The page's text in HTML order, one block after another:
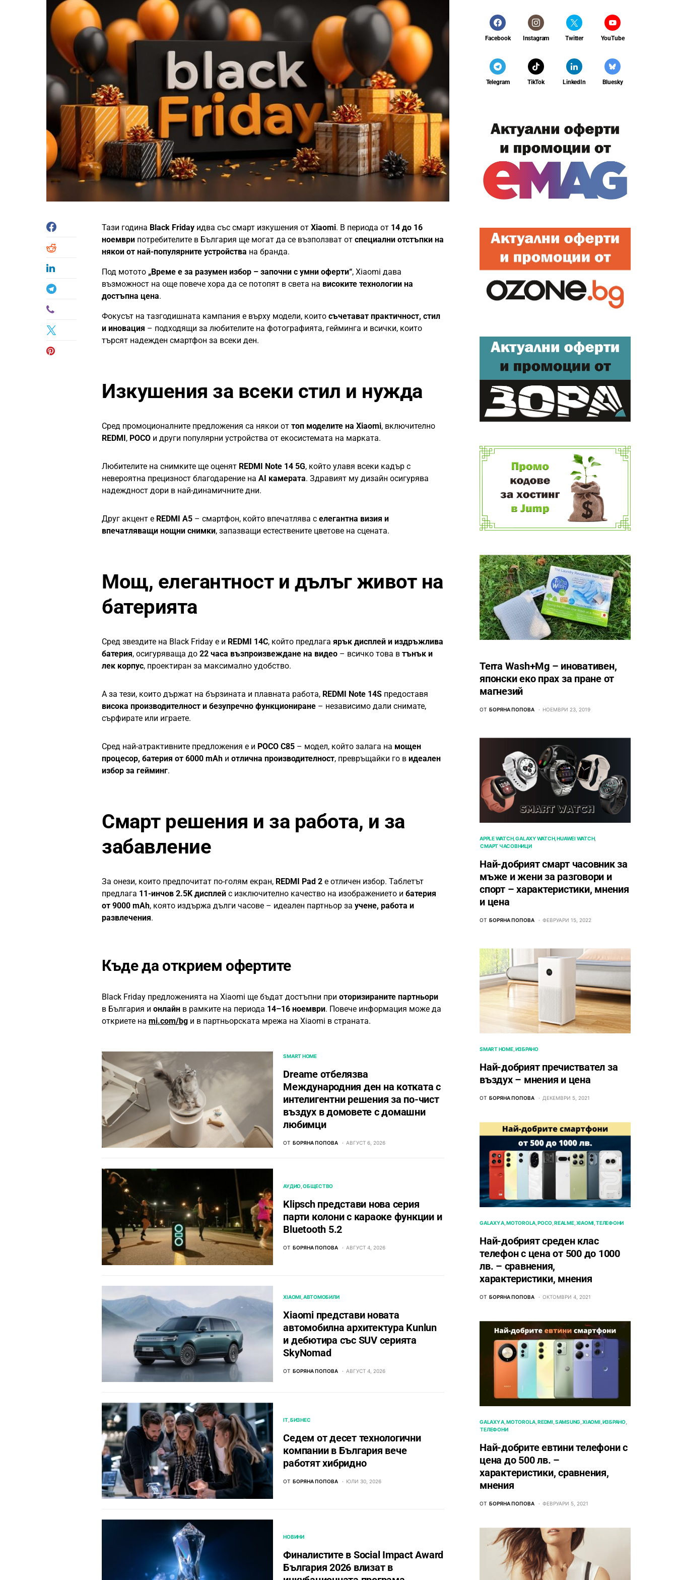
Тази година Black Friday идва със смарт изкушения от Xiaomi. В периода от 14 до 16
ноември потребителите в България ще могат да се възползват от специални отстъпки на
някои от най-популярните устройства на бранда.
Под мотото „Време е за разумен избор – започни с умни оферти“, Xiaomi дава
възможност на още повече хора да се потопят в света на високите технологии на
достъпна цена.
Фокусът на тазгодишната кампания е върху модели, които съчетават практичност, стил
и иновация – подходящи за любителите на фотографията, гейминга и всички, които
търсят надежден смартфон за всеки ден.
Изкушения за всеки стил и нужда
Сред промоционалните предложения са някои от топ моделите на Xiaomi, включително
REDMI, POCO и други популярни устройства от екосистемата на марката.
Любителите на снимките ще оценят REDMI Note 14 5G, който улавя всеки кадър с
невероятна прецизност благодарение на AI камерата. Здравият му дизайн осигурява
надеждност дори в най-динамичните дни.
Друг акцент е REDMI A5 – смартфон, който впечатлява с елегантна визия и
впечатляващи нощни снимки, запазващи естествените цветове на сцената.
Мощ, елегантност и дълъг живот на
батерията
Сред звездите на Black Friday е и REDMI 14C, който предлага ярък дисплей и издръжлива
батерия, осигуряваща до 22 часа възпроизвеждане на видео – всичко това в тънък и
лек корпус, проектиран за максимално удобство.
А за тези, които държат на бързината и плавната работа, REDMI Note 14S предоставя
висока производителност и безупречно функциониране – независимо дали снимате,
сърфирате или играете.
Сред най-атрактивните предложения е и POCO C85 – модел, който залага на мощен
процесор, батерия от 6000 mAh и отлична производителност, превръщайки го в идеален
избор за гейминг.
Смарт решения и за работа, и за
забавление
За онези, които предпочитат по-голям екран, REDMI Pad 2 е отличен избор. Таблетът
предлага 11-инчов 2.5K дисплей с изключително качество на изображението и батерия
от 9000 mAh, която издържа дълги часове – идеален партньор за учене, работа и
развлечения.
Къде да открием офертите
Black Friday предложенията на Xiaomi ще бъдат достъпни при оторизираните партньори
в България и онлайн в рамките на периода 14–16 ноември. Повече информация може да
откриете на mi.com/bg и в партньорската мрежа на Xiaomi в страната.
SMART HOME
Dreame отбелязва
Международния ден на котката с
интелигентни решения за по-чист
въздух в домовете с домашни
любимци
ОТ БОРЯНА ПОПОВА АВГУСТ 6, 2026
АУДИО ОБЩЕСТВО
Klipsch представи нова серия
парти колони с караоке функции и
Bluetooth 5.2
ОТ БОРЯНА ПОПОВА АВГУСТ 4, 2026
XIAOMI АВТОМОБИЛИ
Xiaomi представи новата
автомобилна архитектура Kunlun
и дебютира със SUV серията
SkyNomad
ОТ БОРЯНА ПОПОВА АВГУСТ 4, 2026
IT БИЗНЕС
Седем от десет технологични
компании в България вече
работят хибридно
ОТ БОРЯНА ПОПОВА ЮЛИ 30, 2026
НОВИНИ
Финалистите в Social Impact Award
България 2026 влизат в
Facebook Instagram Twitter YouTube
Telegram TikTok LinkedIn Bluesky
Terra Wash+Mg – иновативен,
японски еко прах за пране от
магнезий
ОТ БОРЯНА ПОПОВА НОЕМВРИ 23, 2019
APPLE WATCH GALAXY WATCH HUAWEI WATCH
СМАРТ ЧАСОВНИЦИ
Най-добрият смарт часовник за
мъже и жени за разговори и
спорт – характеристики, мнения
и цена
ОТ БОРЯНА ПОПОВА ФЕВРУАРИ 15, 2022
SMART HOME ИЗБРАНО
Най-добрият пречиствател за
въздух – мнения и цена
ОТ БОРЯНА ПОПОВА ДЕКЕМВРИ 5, 2021
GALAXY A MOTOROLA POCO REALME XIAOMI ТЕЛЕФОНИ
Най-добрият среден клас
телефон с цена от 500 до 1000
лв. – сравнения,
характеристики, мнения
ОТ БОРЯНА ПОПОВА ОКТОМВРИ 4, 2021
GALAXY A MOTOROLA REDMI SAMSUNG XIAOMI ИЗБРАНО
ТЕЛЕФОНИ
Най-добрите евтини телефони с
ценa до 500 лв. –
характeристики, сравнения,
мнения
ОТ БОРЯНА ПОПОВА ФЕВРУАРИ 5, 2021